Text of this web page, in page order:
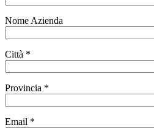
Nome Azienda
Città *
Provincia *
Email *